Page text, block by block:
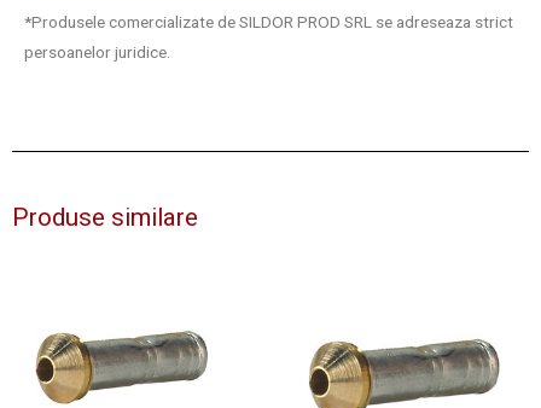
*Produsele comercializate de SILDOR PROD SRL se adreseaza strict
persoanelor juridice.
Produse similare